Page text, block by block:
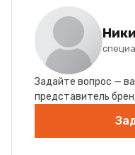
Задайте вопрос —
представитель